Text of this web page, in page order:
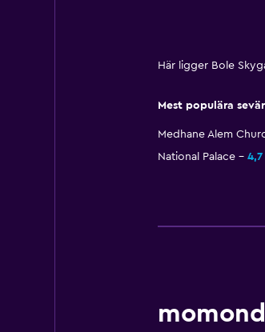
Här ligger Bole
Mest populära
Medhane Alem
National Palace
4,7